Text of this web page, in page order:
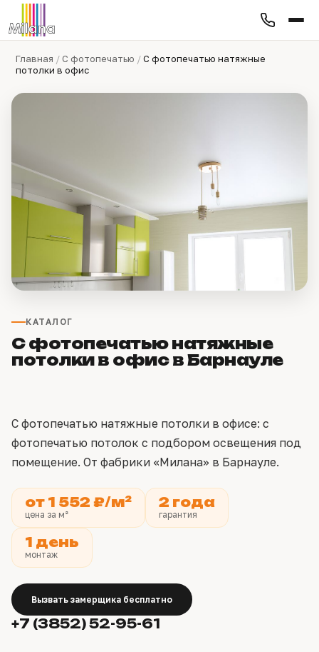
Главная /С фотопечатью /С фотопечатью натяжные
потолки в офис
КАТАЛОГ
С фотопечатью натяжные
потолки в офис в Барнауле
С фотопечатью натяжные потолки в офисе: с
фотопечатью потолок с подбором освещения под
помещение. От фабрики «Милана» в Барнауле.
от 1 552 ₽/м²
цена за м²
2 года
гарантия
1 день
монтаж
Вызвать замерщика бесплатно
+7 (3852) 52-95-61